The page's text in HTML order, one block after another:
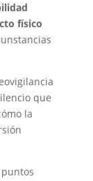
físico
que
la